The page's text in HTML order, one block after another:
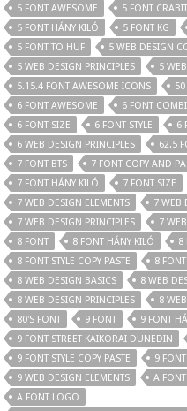
5 FONT AWESOME
5 FONT CRABIT
5 FONT HÁNY KILÓ
5 FONT KG
5 FONT TO HUF
5 WEB DESIGN
5 WEB DESIGN PRINCIPLES
5
5.15.4 FONT AWESOME ICONS
50
6 FONT AWESOME
6 FONT
6 FONT SIZE
6 FONT STYLE 6
6 WEB DESIGN PRINCIPLES
62.5
7 FONT BTS
7 FONT COPY AND
7 FONT HÁNY KILÓ
7 FONT SIZE
7 WEB DESIGN ELEMENTS
7 WEB
7 WEB DESIGN PRINCIPLES
7
8 FONT
8 FONT HÁNY KILÓ 8
8 FONT STYLE COPY PASTE
8
8 WEB DESIGN BASICS
8 WEB
8 WEB DESIGN PRINCIPLES
8
80'S FONT
9 FONT 9 FONT
9 FONT STREET KAIKORAI DUNEDIN
9 FONT STYLE COPY PASTE
9
9 WEB DESIGN ELEMENTS
A
A FONT LOGO